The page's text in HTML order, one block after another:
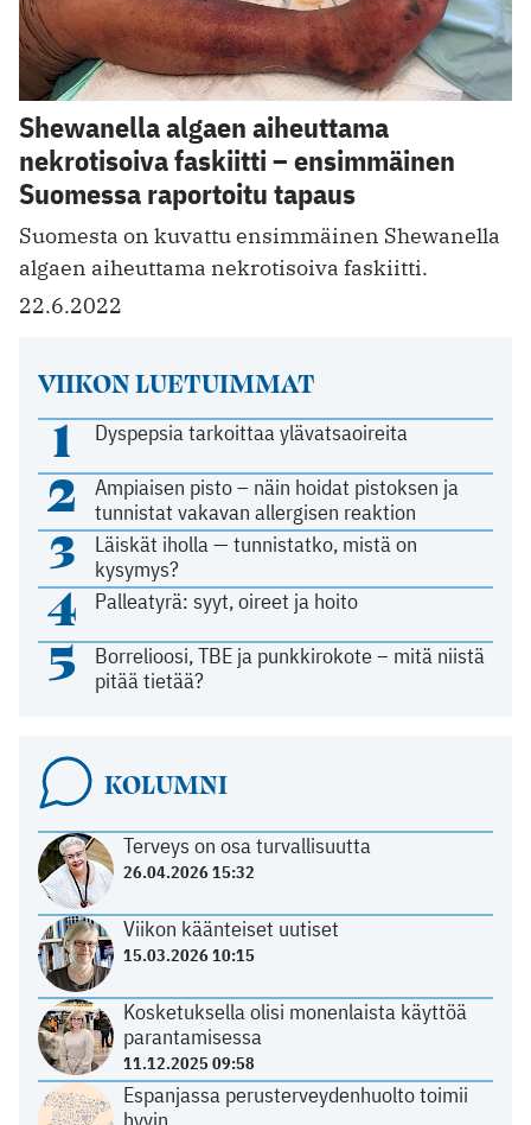
Shewanella algaen aiheuttama
nekrotisoiva faskiitti – ensimmäinen
Suomessa raportoitu tapaus
Suomesta on kuvattu ensimmäinen Shewanella
algaen aiheuttama nekrotisoiva faskiitti.
22.6.2022
VIIKON LUETUIMMAT
1 Dyspepsia tarkoittaa ylävatsaoireita
2
Ampiaisen pisto – näin hoidat pistoksen ja
tunnistat vakavan allergisen reaktion
3
Läiskät iholla — tunnistatko, mistä on
kysymys?
4 Palleatyrä: syyt, oireet ja hoito
5
Borrelioosi, TBE ja punkkirokote – mitä niistä
pitää tietää?
KOLUMNI
Terveys on osa turvallisuutta
26.04.2026 15:32
Viikon käänteiset uutiset
15.03.2026 10:15
Kosketuksella olisi monenlaista käyttöä
parantamisessa
11.12.2025 09:58
Espanjassa perusterveydenhuolto toimii